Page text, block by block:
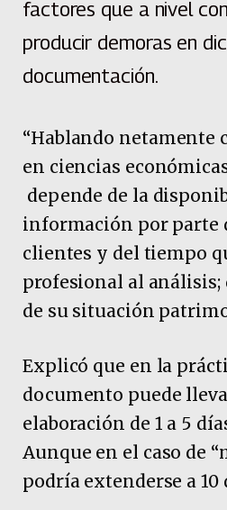
factores que a nivel
producir demoras en
documentación.
“Hablando netamente
en ciencias
depende de la
información por parte
clientes y del tiempo
profesional al análisis;
de su situación
Explicó que en la
documento puede
elaboración de 1 a 5
Aunque en el caso de
podría extenderse a 10